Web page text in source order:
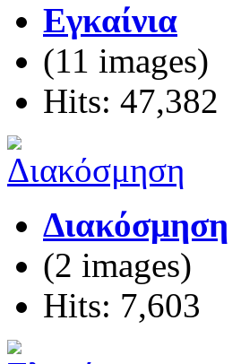
Εγκαίνια
(11 images)
Hits: 47,382
Διακόσμηση
(2 images)
Hits: 7,603